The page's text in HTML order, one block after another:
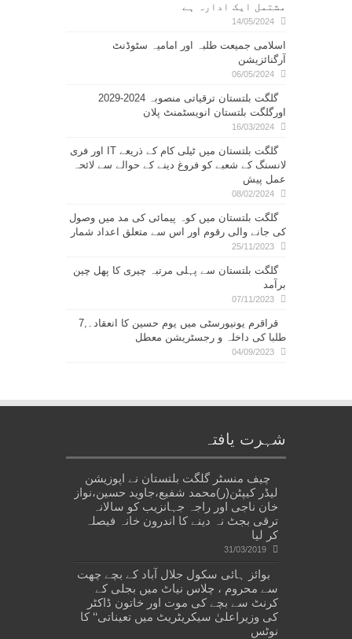
مشتمل ایک ادارہ ہے
14/05/2024
اسلامی جمیعت طلبہ اور امامیہ سٹوڈنٹ
آرگنائزیشن
06/05/2024
گلگت بلتستان ترقیاتی منصوبہ 2024-2029
اورگلگت بلتستان انویسٹمنٹ پلان
16/03/2024
گلگت بلتستان میں ٹیلی کام کے ذریعے IT اور فری
لانسنگ کے شعبے کو فروغ دینے کے حوالے سے لائحہ
عمل پیش
08/02/2024
گلگت بلتستان میں کوہ پیمائی کی مد میں وصول
کی جانے والی رقوم اور اس سے متعلق اعداد شمار
25/11/2023
گلگت بلتستان سے پہلی مرتبہ چیری کا پھل چین
برآمد
07/11/2023
قراقرم یونیورسٹی میں یوم حسین کا انعقاد۔,7
طلبا کی داخلہ و رجسٹریشن معطل
04/09/2023
شہرت یافتہ
چیف منسٹر گلگت بلتستان نے اپوزیشن
لیڈر کیپٹن(ر)محمد شفیع،جاوید حسین،نواز
خان ناجی اور راجہ جہانزیب کو سالانہ
ترقی بجٹ نہ دینے کا اندرون خانہ فیصلہ
کر لیا
31/03/2019
بوائز ہائی سکول جلال آباد کے بچے چھت
سے محروم ، چلاس نیاٹ میں بجلی کے
کرنٹ سے بچے کی موت اور خاتون ڈاکٹر
کی وزیراعلیٰ سیکریٹریٹ میں تعیناتی‘‘ کا
نوٹس